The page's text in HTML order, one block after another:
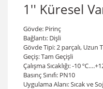
1'' Küresel
Gövde: Pirinç
Bağlantı: Dişli
Gövde Tipi: 2 parçalı, Uzun
Geçiş: Tam Geçişli
Çalışma Sıcaklığı: -10
Basınç Sınıfı: PN10
Uygulama Alanı: Sıcak ve